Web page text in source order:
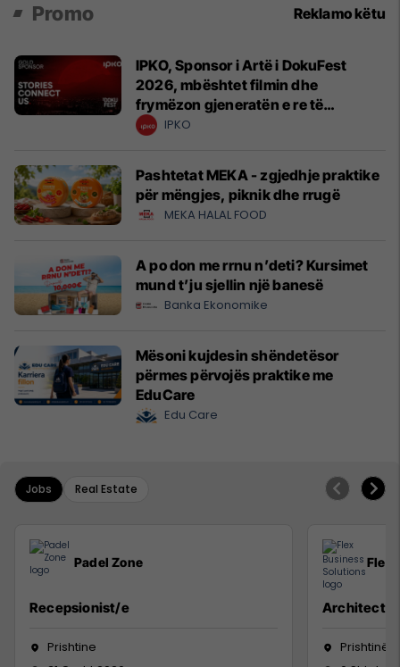
Promo Reklamo këtu
IPKO, Sponsor i Artë i DokuFest
2026, mbështet filmin dhe
frymëzon gjeneratën e re të
krijuesve
IPKO
Pashtetat MEKA - zgjedhje praktike
për mëngjes, piknik dhe rrugë
MEKA HALAL FOOD
A po don me rrnu n’deti? Kursimet
mund t’ju sjellin një banesë
Banka Ekonomike
Mësoni kujdesin shëndetësor
përmes përvojës praktike me
EduCare
Edu Care
Jobs Real Estate
Padel Zone
Recepsionist/e
Prishtine
Flex
Architect
Prishtinë